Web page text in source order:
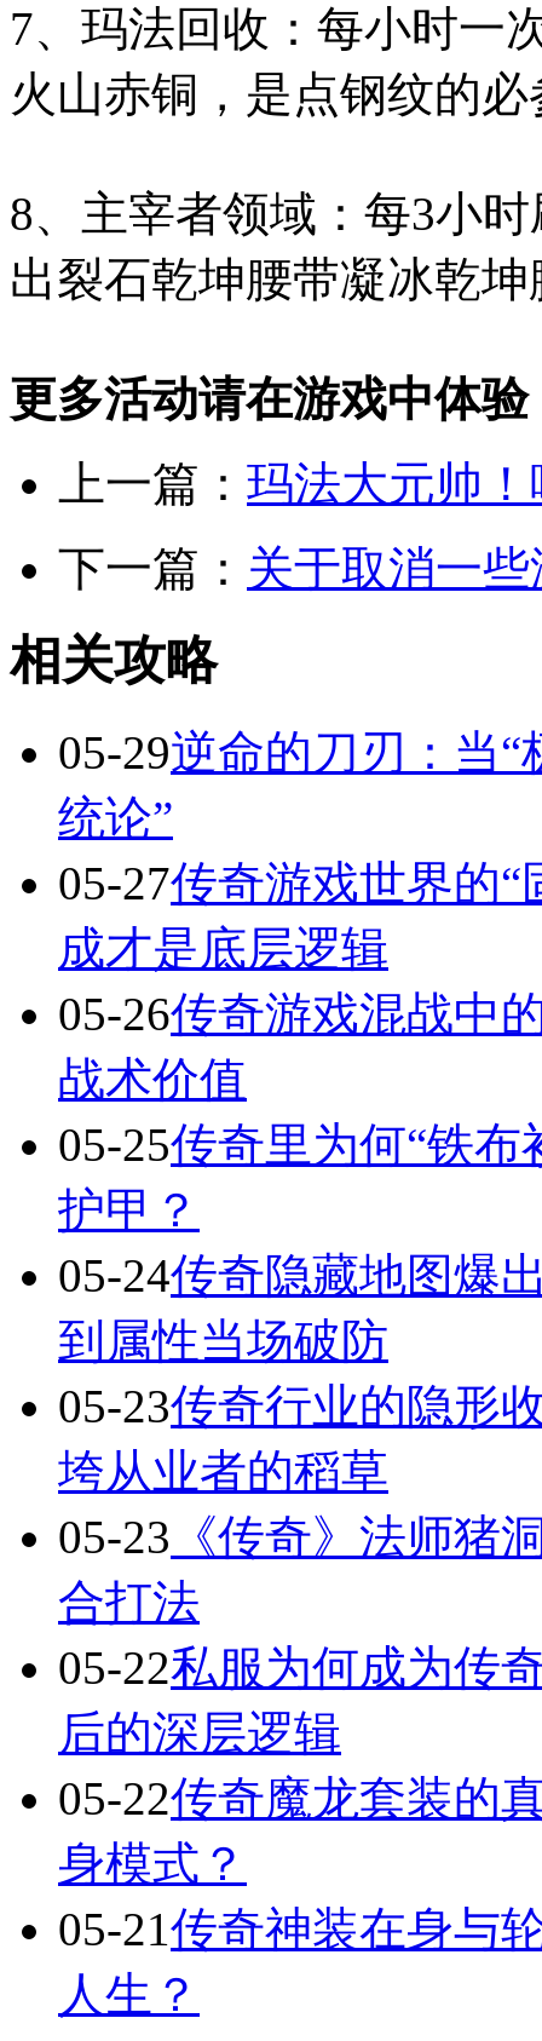
7、玛法回收：每小时一
火山赤铜，是点钢纹的
8、主宰者领域：每3小
出裂石乾坤腰带凝冰乾坤
更多活动请在游戏中体验
上一篇： 玛法大元帅
下一篇： 关于取消一
相关攻略
05-29逆命的刀刃：当“
统论”
05-27传奇游戏世界的“
成才是底层逻辑
05-26传奇游戏混战中
战术价值
05-25传奇里为何“铁布
护甲？
05-24传奇隐藏地图爆
到属性当场破防
05-23传奇行业的隐形
垮从业者的稻草
05-23 《传奇》法师猪
合打法
05-22私服为何成为传
后的深层逻辑
05-22传奇魔龙套装的
身模式？
05-21传奇神装在身与
人生？